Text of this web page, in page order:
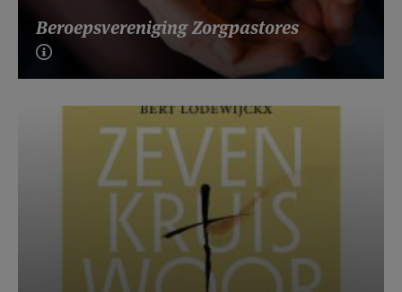
Beroepsvereniging Zorgpastores